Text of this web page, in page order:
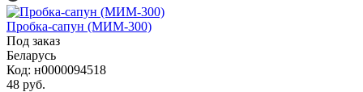
Пробка-сапун (МИМ-300)
Под заказ
Беларусь
Код: н0000094518
48 руб.